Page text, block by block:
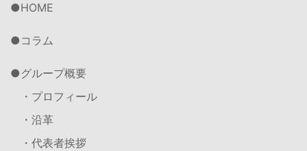
HOME
コラム
グループ概要
・プロフィール
・沿革
・代表者挨拶